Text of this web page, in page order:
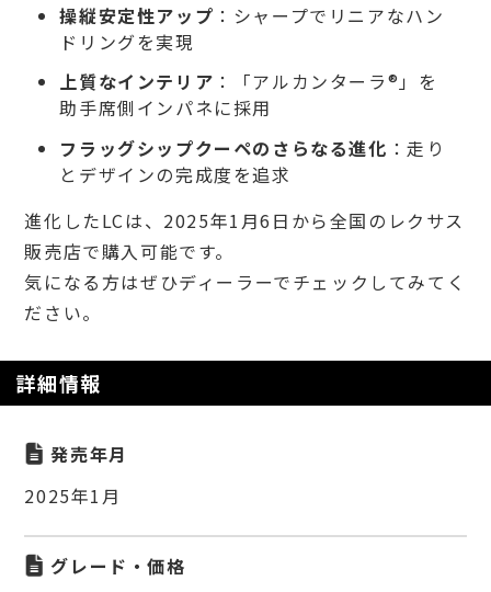
操縦安定性アップ ：シャープでリニアなハン
ドリングを実現
上質なインテリア ：「アルカンターラ®」を
助手席側インパネに採用
フラッグシップクーペのさらなる進化 ：走り
とデザインの完成度を追求
進化したLCは、2025年1月6日から全国のレクサス
販売店で購入可能です。
気になる方はぜひディーラーでチェックしてみてく
ださい。
詳細情報
発売年月
2025年1月
グレード・価格